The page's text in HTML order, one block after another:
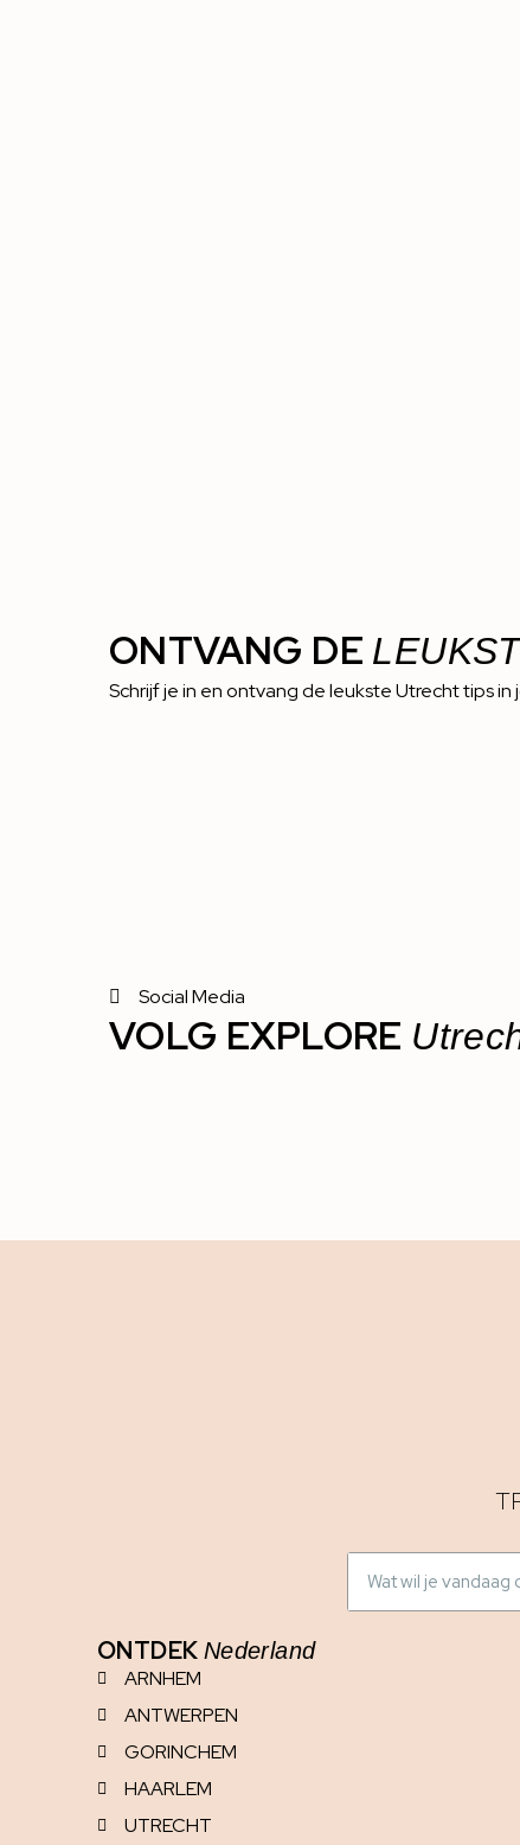
ONTVANG DE
Schrijf je in en ontvang de leukste Utrecht tips in
Social Media
VOLG EXPLORE
ONTDEK Nederland
ARNHEM
ANTWERPEN
GORINCHEM
HAARLEM
UTRECHT